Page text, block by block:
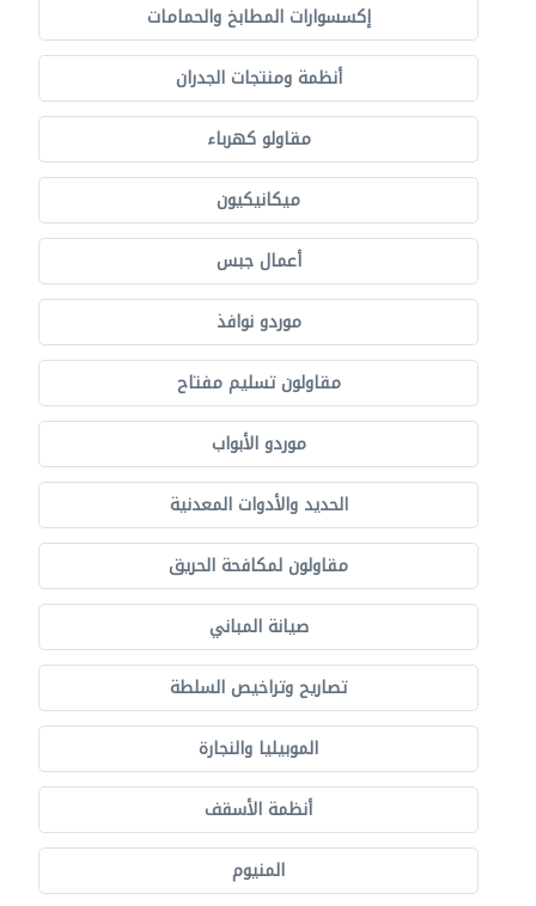
إكسسوارات المطابخ والحمامات
أنظمة ومنتجات الجدران
مقاولو كهرباء
ميكانيكيون
أعمال جبس
موردو نوافذ
مقاولون تسليم مفتاح
موردو الأبواب
الحديد والأدوات المعدنية
مقاولون لمكافحة الحريق
صيانة المباني
تصاريح وتراخيص السلطة
الموبيليا والنجارة
أنظمة الأسقف
المنيوم